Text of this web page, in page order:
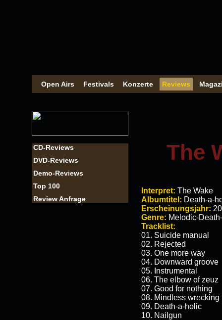
Open Airs Festivals Konzerte Reviews
CD-Reviews
DVD-Reviews
Demo-Reviews
Top 100
Review Anfrage
The
Interpret: The Wake
Albumtitel: Death-a-
Erscheinungsjahr:
Genre: Melodic-
Tracklist:
01. Suicide manual
02. Rejected
03. One more way
04. Downward groove
05. Instrumental
06. The elbow of zeuz
07. Good for nothing
08. Mindless wrecking
09. Death-a-holic
10. Nailgun